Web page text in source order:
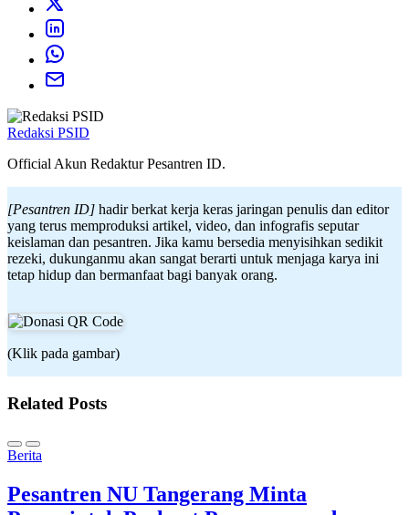
Redaksi PSID
Official Akun Redaktur Pesantren ID.
[Pesantren ID] hadir berkat kerja keras jaringan penulis dan editor
yang terus memproduksi artikel, video, dan infografis seputar
keislaman dan pesantren. Jika kamu bersedia menyisihkan sedikit
rezeki, dukunganmu akan sangat berarti untuk menjaga karya ini
tetap hidup dan bermanfaat bagi banyak orang.
(Klik pada gambar)
Related Posts
Berita
Pesantren NU Tangerang Minta